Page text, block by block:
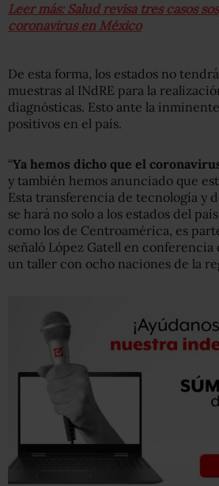
Leer más: Salud revisa tres casos
coronavirus en México
De esta forma, los estados no
muestras al INdRE para la
diagnósticas. Esto ante la
positivos en el país.
“Ya hemos dicho que el
y también hemos anunciado que
Esta transferencia de tecnología y
se hará no solo a los estados del
como los de Centroamérica, es
señaló López Gatell en
un taller con ocho naciones de la